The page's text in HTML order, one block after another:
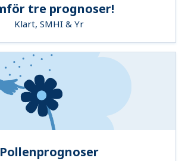
tre prognoser!
Klart, SMHI & Yr
Pollenprognoser